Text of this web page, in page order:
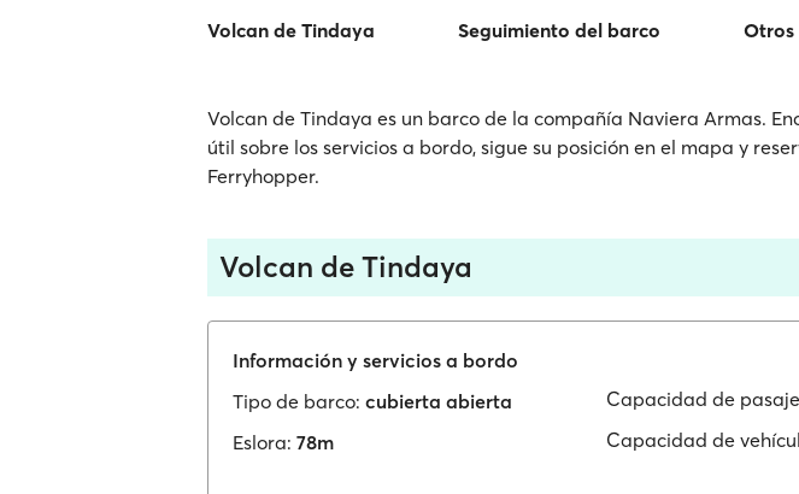
Volcan de Tindaya Seguimiento del barco Otros
Volcan de Tindaya es un barco de la compañía Naviera Armas.
útil sobre los servicios a bordo, sigue su posición en el mapa y
Ferryhopper.
Volcan de Tindaya
Información y servicios a bordo
Tipo de barco: cubierta abierta
Eslora: 78m
Capacidad de
Capacidad de